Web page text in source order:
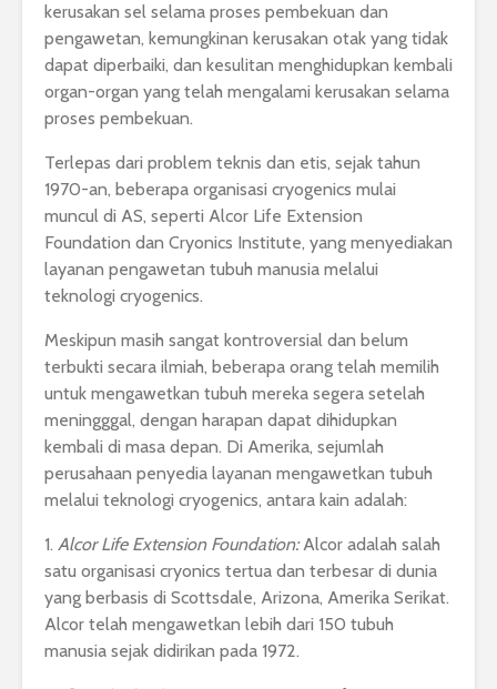
kerusakan sel selama proses pembekuan dan
pengawetan, kemungkinan kerusakan otak yang tidak
dapat diperbaiki, dan kesulitan menghidupkan kembali
organ-organ yang telah mengalami kerusakan selama
proses pembekuan.
Terlepas dari problem teknis dan etis, sejak tahun
1970-an, beberapa organisasi cryogenics mulai
muncul di AS, seperti Alcor Life Extension
Foundation dan Cryonics Institute, yang menyediakan
layanan pengawetan tubuh manusia melalui
teknologi cryogenics.
Meskipun masih sangat kontroversial dan belum
terbukti secara ilmiah, beberapa orang telah memilih
untuk mengawetkan tubuh mereka segera setelah
meningggal, dengan harapan dapat dihidupkan
kembali di masa depan. Di Amerika, sejumlah
perusahaan penyedia layanan mengawetkan tubuh
melalui teknologi cryogenics, antara kain adalah:
1. Alcor Life Extension Foundation:Alcor adalah salah
satu organisasi cryonics tertua dan terbesar di dunia
yang berbasis di Scottsdale, Arizona, Amerika Serikat.
Alcor telah mengawetkan lebih dari 150 tubuh
manusia sejak didirikan pada 1972.